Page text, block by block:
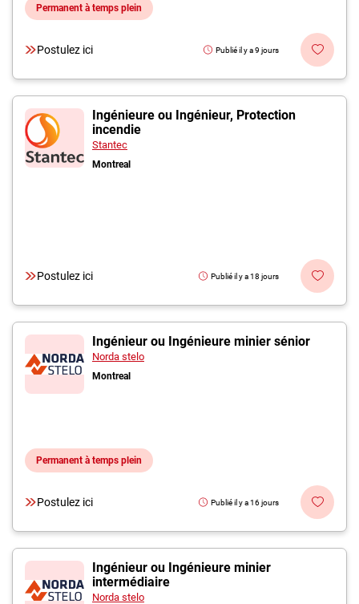
Permanent à temps plein
Postulez ici Publié il y a 9 jours
Ingénieure ou Ingénieur, Protection
incendie
Stantec
Montreal
Postulez ici Publié il y a 18 jours
Ingénieur ou Ingénieure minier sénior
Norda stelo
Montreal
Permanent à temps plein
Postulez ici Publié il y a 16 jours
Ingénieur ou Ingénieure minier
intermédiaire
Norda stelo